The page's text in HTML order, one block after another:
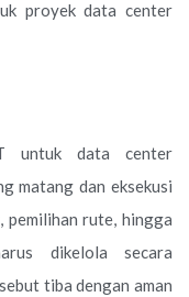
proyek data center
untuk data center
matang dan eksekusi
rute, hingga
dikelola secara
tiba dengan aman